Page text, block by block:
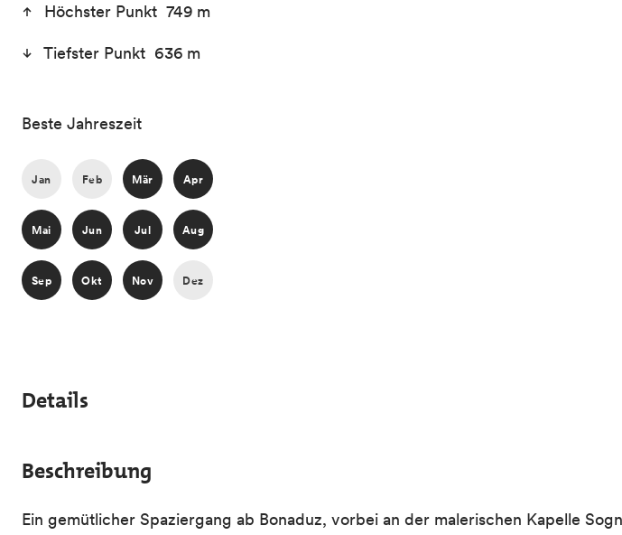
Höchster Punkt 749 m
Tiefster Punkt 636 m
Beste Jahreszeit
Jan Feb Mär Apr
Mai Jun Jul Aug
Sep Okt Nov Dez
Details
Beschreibung
Ein gemütlicher Spaziergang ab Bonaduz, vorbei an der malerischen Kapelle